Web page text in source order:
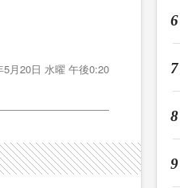
5月20日 水曜 午後0:20